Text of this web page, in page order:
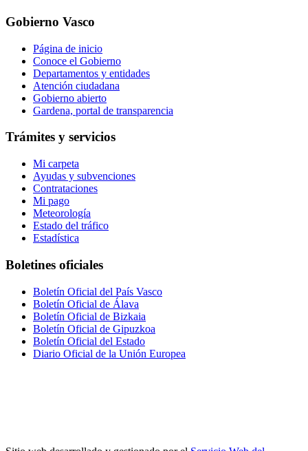
Gobierno Vasco
Página de inicio
Conoce el Gobierno
Departamentos y entidades
Atención ciudadana
Gobierno abierto
Gardena, portal de transparencia
Trámites y servicios
Mi carpeta
Ayudas y subvenciones
Contrataciones
Mi pago
Meteorología
Estado del tráfico
Estadística
Boletines oficiales
Boletín Oficial del País Vasco
Boletín Oficial de Álava
Boletín Oficial de Bizkaia
Boletín Oficial de Gipuzkoa
Boletín Oficial del Estado
Diario Oficial de la Unión Europea